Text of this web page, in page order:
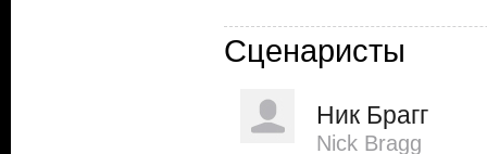
Сценаристы
Ник Брагг
Nick Bragg